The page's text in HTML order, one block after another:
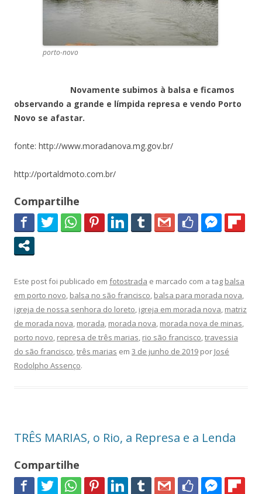
porto-novo
Novamente subimos à balsa e ficamos
observando a grande e límpida represa e vendo Porto
Novo se afastar.
fonte: http://www.moradanova.mg.gov.br/
http://portaldmoto.com.br/
Compartilhe
Este post foi publicado em fotostrada e marcado com a tag balsa
em porto novo, balsa no são francisco, balsa para morada nova,
igreja de nossa senhora do loreto, igreja em morada nova, matriz
de morada nova, morada, morada nova, morada nova de minas,
porto novo, represa de três marias, rio são francisco,travessia
do são francisco,três marias em 3 de junho de 2019 por José
Rodolpho Assenço.
TRÊS MARIAS, o Rio, a Represa e a Lenda
Compartilhe